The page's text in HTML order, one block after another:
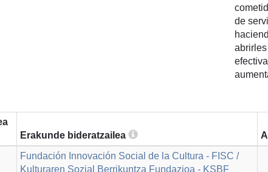
de
Erakunde bideratzailea
Fundación Innovación Social de la Cultura - FISC /
Kulturaren Sozial Berrikuntza Fundazioa - KSBF